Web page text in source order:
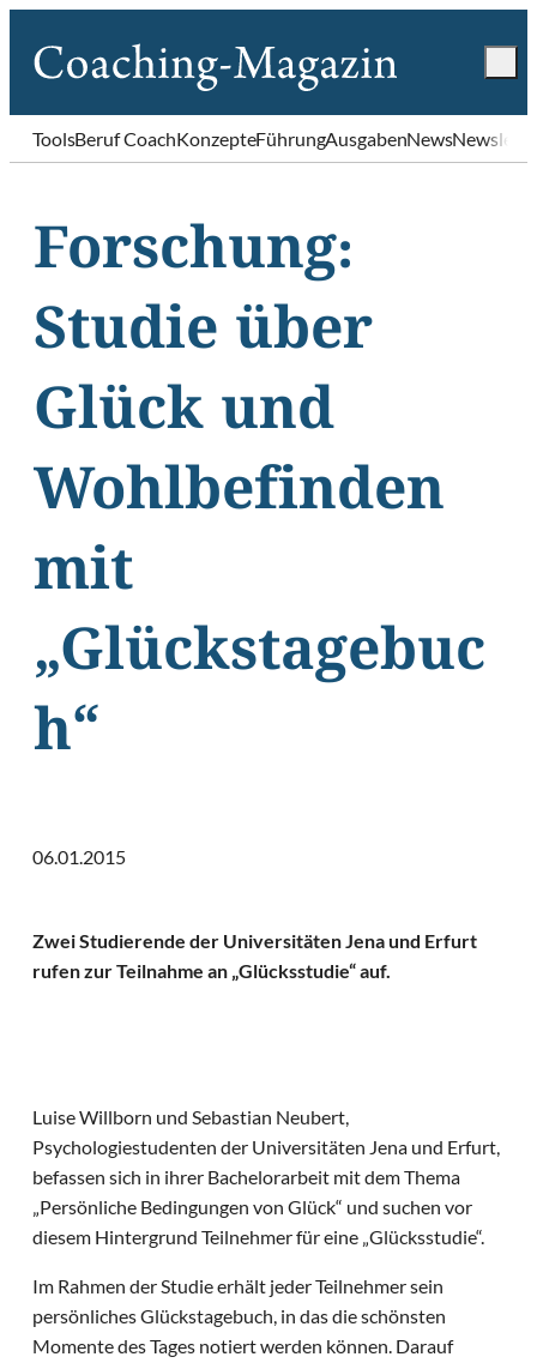
ToolsBeruf CoachKonzepteFührungAusgabenNews
Forschung:
Studie über
Glück und
Wohlbefinden
mit
„Glückstagebuc
h“
06.01.2015
Zwei Studierende der Universitäten Jena und Erfurt
rufen zur Teilnahme an „Glücksstudie“ auf.
Luise Willborn und Sebastian Neubert,
Psychologiestudenten der Universitäten Jena und Erfurt,
befassen sich in ihrer Bachelorarbeit mit dem Thema
„Persönliche Bedingungen von Glück“ und suchen vor
diesem Hintergrund Teilnehmer für eine „Glücksstudie“.
Im Rahmen der Studie erhält jeder Teilnehmer sein
persönliches Glückstagebuch, in das die schönsten
Momente des Tages notiert werden können. Darauf